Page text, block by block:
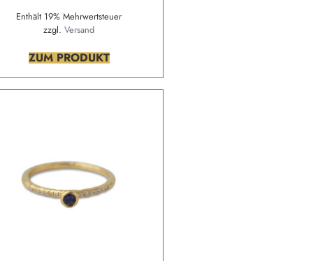
Enthält 19% Mehrwertsteuer
zzgl.Versand
ZUM PRODUKT